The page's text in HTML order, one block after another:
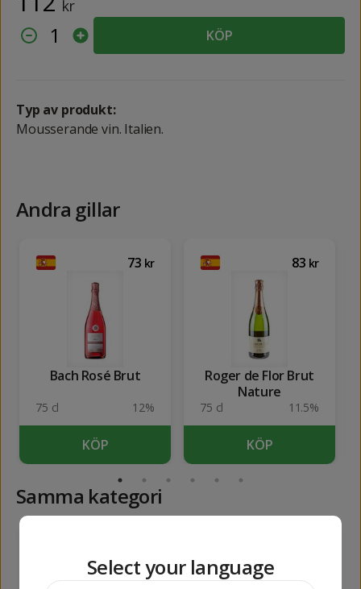
kr
1 KÖP
Typ av produkt:
Mousserande vin. Italien.
Andra gillar
73 kr
Bach Rosé Brut
75 cl 12%
KÖP
83 kr
Roger de Flor Brut
Nature
75 cl 11.5%
KÖP
Samma kategori
Select your language